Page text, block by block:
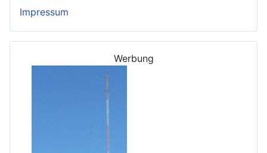
Impressum
Werbung